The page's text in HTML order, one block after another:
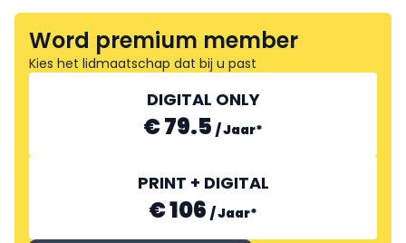
Word premium member
Kies het lidmaatschap dat bij u past
DIGITAL ONLY
€ 79.5 /Jaar*
PRINT + DIGITAL
€ 106 /Jaar*